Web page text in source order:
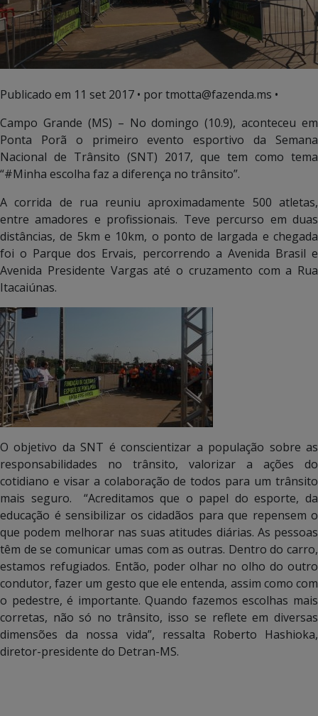
Publicado em 11 set 2017 • por tmotta@fazenda.ms •
Campo Grande (MS) – No domingo (10.9), aconteceu em
Ponta Porã o primeiro evento esportivo da Semana
Nacional de Trânsito (SNT) 2017, que tem como tema
“#Minha escolha faz a diferença no trânsito”.
A corrida de rua reuniu aproximadamente 500 atletas,
entre amadores e profissionais. Teve percurso em duas
distâncias, de 5km e 10km, o ponto de largada e chegada
foi o Parque dos Ervais, percorrendo a Avenida Brasil e
Avenida Presidente Vargas até o cruzamento com a Rua
Itacaiúnas.
O objetivo da SNT é conscientizar a população sobre as
responsabilidades no trânsito, valorizar a ações do
cotidiano e visar a colaboração de todos para um trânsito
mais seguro. “Acreditamos que o papel do esporte, da
educação é sensibilizar os cidadãos para que repensem o
que podem melhorar nas suas atitudes diárias. As pessoas
têm de se comunicar umas com as outras. Dentro do carro,
estamos refugiados. Então, poder olhar no olho do outro
condutor, fazer um gesto que ele entenda, assim como com
o pedestre, é importante. Quando fazemos escolhas mais
corretas, não só no trânsito, isso se reflete em diversas
dimensões da nossa vida”, ressalta Roberto Hashioka,
diretor-presidente do Detran-MS.